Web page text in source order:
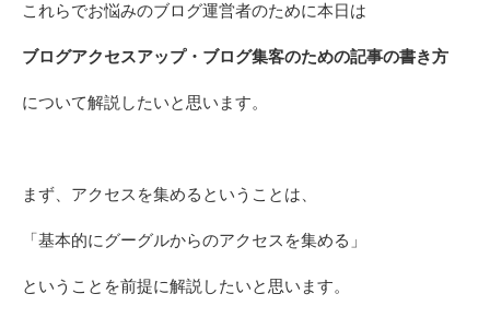
これらでお悩みのブログ運営者のために本日は
ブログアクセスアップ・ブログ集客のための記事の書き方
について解説したいと思います。
まず、アクセスを集めるということは、
「基本的にグーグルからのアクセスを集める」
ということを前提に解説したいと思います。